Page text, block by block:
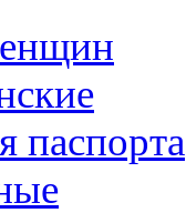
паспорта